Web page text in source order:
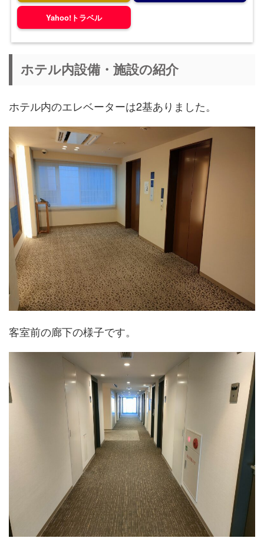
Yahoo!トラベル
ホテル内設備・施設の紹介
ホテル内のエレベーターは2基ありました。
客室前の廊下の様子です。